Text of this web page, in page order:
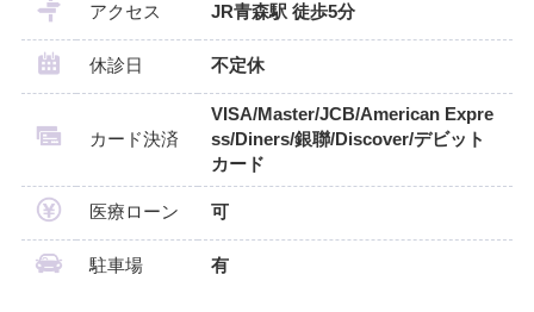
アクセス JR青森駅 徒歩5分
休診日 不定休
カード決済
VISA/Master/JCB/American Expre
ss/Diners/銀聯/Discover/デビット
カード
医療ローン 可
駐車場 有